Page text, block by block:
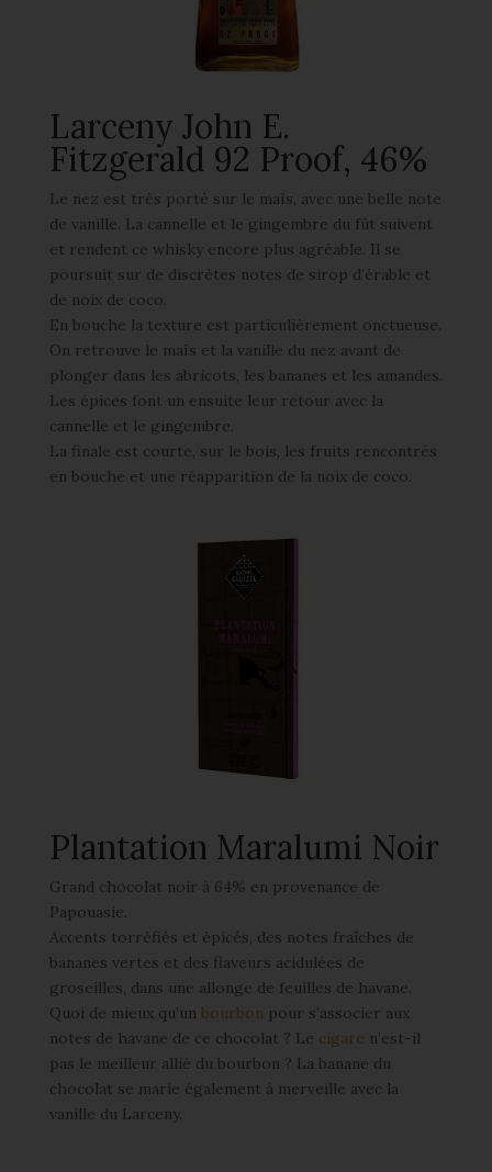
Larceny John E.
Fitzgerald 92 Proof, 46%
Le nez est très porté sur le maïs, avec une belle note
de vanille. La cannelle et le gingembre du fût suivent
et rendent ce whisky encore plus agréable. Il se
poursuit sur de discrètes notes de sirop d’érable et
de noix de coco.
En bouche la texture est particulièrement onctueuse.
On retrouve le maïs et la vanille du nez avant de
plonger dans les abricots, les bananes et les amandes.
Les épices font un ensuite leur retour avec la
cannelle et le gingembre.
La finale est courte, sur le bois, les fruits rencontrés
en bouche et une réapparition de la noix de coco.
Plantation Maralumi Noir
Grand chocolat noir à 64% en provenance de
Papouasie.
Accents torréfiés et épicés, des notes fraîches de
bananes vertes et des flaveurs acidulées de
groseilles, dans une allonge de feuilles de havane.
Quoi de mieux qu’un bourbon pour s’associer aux
notes de havane de ce chocolat ? Le cigare n’est-il
pas le meilleur allié du bourbon ? La banane du
chocolat se marie également à merveille avec la
vanille du Larceny.